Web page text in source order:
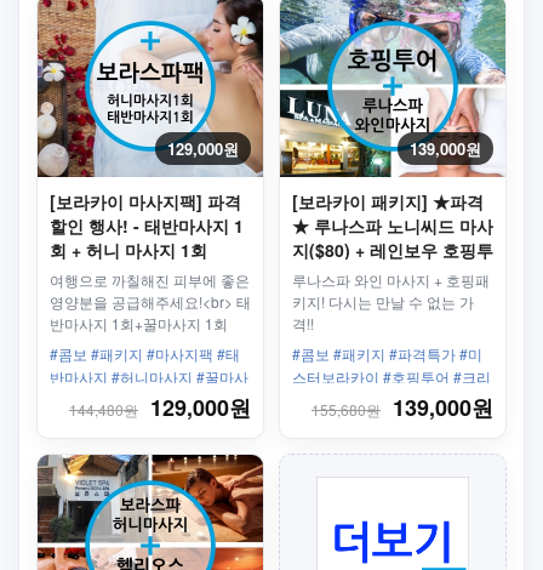
129,000원
[보라카이 마사지팩] 파격
할인 행사! - 태반마사지 1
회 + 허니 마사지 1회
여행으로 까칠해진 피부에 좋은
영양분을 공급해주세요!<br> 태
반마사지 1회+꿀마사지 1회
#콤보 #패키지 #마사지팩 #태
반마사지 #허니마사지 #꿀마사
144,480원 129,000원
139,000원
[보라카이 패키지] ★파격
★ 루나스파 노니씨드 마사
지($80) + 레인보우 호핑투
어 블루(크리스탈코브 + 씨
푸드)
루나스파 와인 마사지 + 호핑패
키지! 다시는 만날 수 없는 가
격!!
#콤보 #패키지 #파격특가 #미
스터보라카이 #호핑투어 #크리
스탈코브 #골드팩 #씨푸드 #크
리스탈코브 #루나스파 #와인 #
155,680원 139,000원